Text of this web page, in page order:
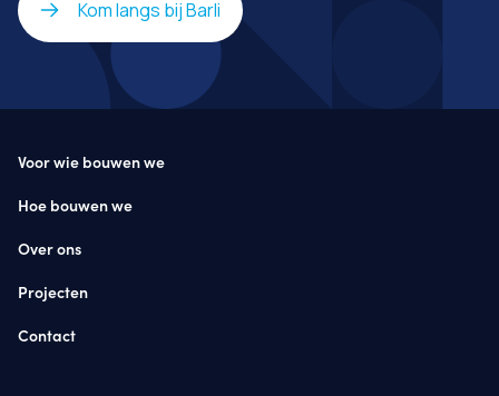
Kom langs bij Barli
Voor wie bouwen we
Hoe bouwen we
Over ons
Projecten
Contact